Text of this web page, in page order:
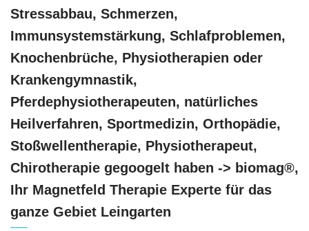
Stressabbau, Schmerzen,
Immunsystemstärkung, Schlafproblemen,
Knochenbrüche, Physiotherapien oder
Krankengymnastik,
Pferdephysiotherapeuten, natürliches
Heilverfahren, Sportmedizin, Orthopädie,
Stoßwellentherapie, Physiotherapeut,
Chirotherapie gegoogelt haben -> biomag®,
Ihr Magnetfeld Therapie Experte für das
ganze Gebiet Leingarten